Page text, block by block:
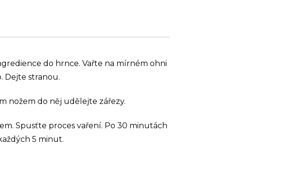
do hrnce. Vařte na mírném ohni
Dejte stranou.
nožem do něj udělejte zářezy.
Spusťte proces vaření. Po 30 minutách
5 minut.